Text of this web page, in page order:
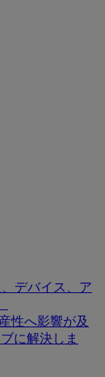
、デバイス、ア
性へ影響が及
に解決しま